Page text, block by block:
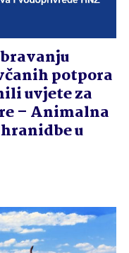
potpora
uvjete za
– Animalna
u